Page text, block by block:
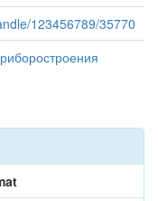
123456789/35770